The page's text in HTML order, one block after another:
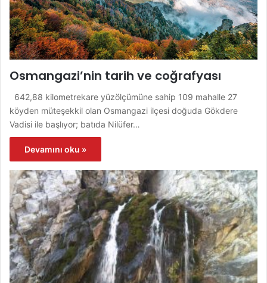
Osmangazi’nin tarih ve coğrafyası
642,88 kilometrekare yüzölçümüne sahip 109 mahalle 27
köyden müteşekkil olan Osmangazi ilçesi doğuda Gökdere
Vadisi ile başlıyor; batıda Nilüfer…
Devamını oku »